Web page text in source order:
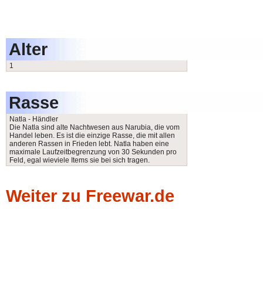
Alter
1
Rasse
Natla - Händler
Die Natla sind alte Nachtwesen aus Narubia, die vom
Handel leben. Es ist die einzige Rasse, die mit allen
anderen Rassen in Frieden lebt. Natla haben eine
maximale Laufzeitbegrenzung von 30 Sekunden pro
Feld, egal wieviele Items sie bei sich tragen.
Weiter zu Freewar.de